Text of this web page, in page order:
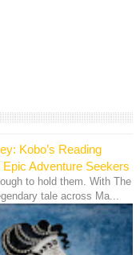
Kobo’s Reading
Adventure Seekers
to hold them. With The
tale across Ma...